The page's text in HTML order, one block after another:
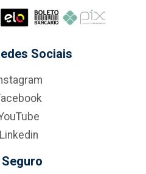
Sociais
Linkedin